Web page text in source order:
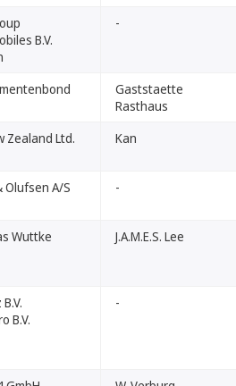
B.V.
-
Gaststaette
Rasthaus
Zealand Ltd. Kan
Olufsen A/S -
Wuttke J.A.M.E.S. Lee
B.V.
-